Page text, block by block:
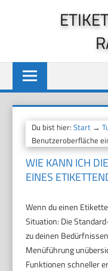
Du bist hier:Start →
Benutzeroberfläche
WIE KANN ICH
EINES
Wenn du einen
Situation: Die
zu deinen
Menüführung
Funktionen schneller